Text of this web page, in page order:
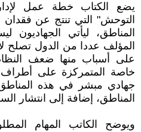
يضع الكتاب خطة عمل
التوحش" التي تنتج عن
المناطق، ليأتي الجهاديون
المؤلف عددا من الدول تصلح
على أسباب منها ضعف
خاصة المتمركزة على
جهادي مبشر في هذه
المناطق، إضافة إلى انتشار
ويوضح الكاتب المهام